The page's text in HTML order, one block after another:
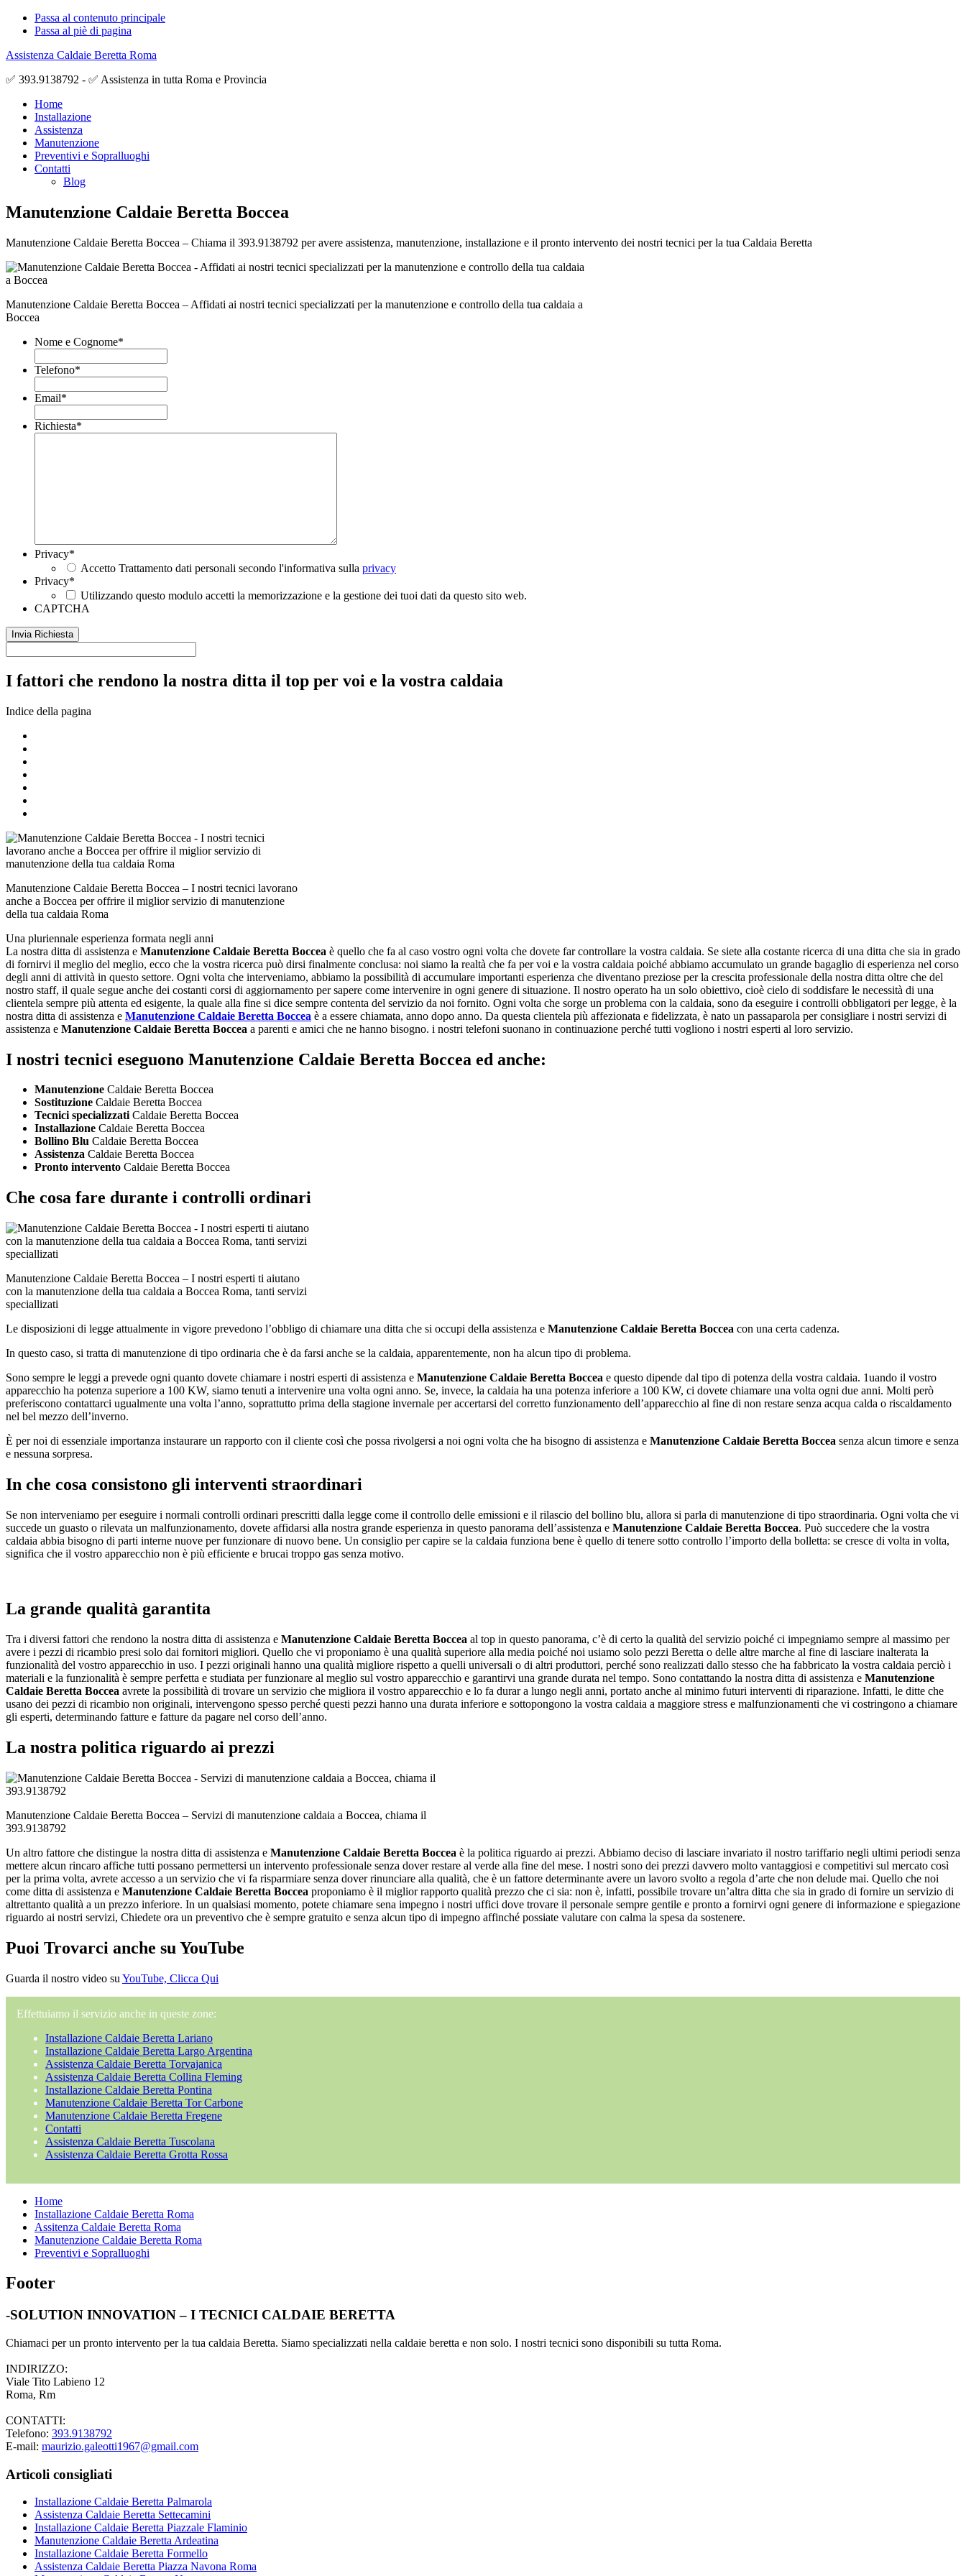
Passa al contenuto principale
Passa al piè di pagina
Assistenza Caldaie Beretta Roma
✅ 393.9138792 - ✅ Assistenza in tutta Roma e Provincia
Home
Installazione
Assistenza
Manutenzione
Preventivi e Sopralluoghi
Contatti
Blog
Manutenzione Caldaie Beretta Boccea
Manutenzione Caldaie Beretta Boccea – Chiama il 393.9138792 per avere assistenza, manutenzione, installazione e il pronto intervento dei nostri tecnici per la tua Caldaia Beretta
Manutenzione Caldaie Beretta Boccea – Affidati ai nostri tecnici specializzati per la manutenzione e controllo della tua caldaia a
Boccea
Nome e Cognome*
Telefono*
Email*
Richiesta*
Privacy*
Accetto Trattamento dati personali secondo l'informativa sulla privacy
Privacy*
Utilizzando questo modulo accetti la memorizzazione e la gestione dei tuoi dati da questo sito web.
CAPTCHA
I fattori che rendono la nostra ditta il top per voi e la vostra caldaia
Indice della pagina
Manutenzione Caldaie Beretta Boccea – I nostri tecnici lavorano
anche a Boccea per offrire il miglior servizio di manutenzione
della tua caldaia Roma
Una pluriennale esperienza formata negli anni
La nostra ditta di assistenza e Manutenzione Caldaie Beretta Boccea è quello che fa al caso vostro ogni volta che dovete far controllare la vostra caldaia. Se siete alla costante ricerca di una ditta che sia in grado
di fornirvi il meglio del meglio, ecco che la vostra ricerca può dirsi finalmente conclusa: noi siamo la realtà che fa per voi e la vostra caldaia poiché abbiamo accumulato un grande bagaglio di esperienza nel corso
degli anni di attività in questo settore. Ogni volta che interveniamo, abbiamo la possibilità di accumulare importanti esperienza che diventano preziose per la crescita professionale della nostra ditta oltre che del
nostro staff, il quale segue anche dei costanti corsi di aggiornamento per sapere come intervenire in ogni genere di situazione. Il nostro operato ha un solo obiettivo, cioè cielo di soddisfare le necessità di una
clientela sempre più attenta ed esigente, la quale alla fine si dice sempre contenta del servizio da noi fornito. Ogni volta che sorge un problema con la caldaia, sono da eseguire i controlli obbligatori per legge, è la
nostra ditta di assistenza e Manutenzione Caldaie Beretta Boccea è a essere chiamata, anno dopo anno. Da questa clientela più affezionata e fidelizzata, è nato un passaparola per consigliare i nostri servizi di
assistenza e Manutenzione Caldaie Beretta Boccea a parenti e amici che ne hanno bisogno. i nostri telefoni suonano in continuazione perché tutti vogliono i nostri esperti al loro servizio.
I nostri tecnici eseguono Manutenzione Caldaie Beretta Boccea ed anche:
Manutenzione Caldaie Beretta Boccea
Sostituzione Caldaie Beretta Boccea
Tecnici specializzatiCaldaie Beretta Boccea
Installazione Caldaie Beretta Boccea
Bollino Blu Caldaie Beretta Boccea
Assistenza Caldaie Beretta Boccea
Pronto intervento Caldaie Beretta Boccea
Che cosa fare durante i controlli ordinari
Manutenzione Caldaie Beretta Boccea – I nostri esperti ti aiutano
con la manutenzione della tua caldaia a Boccea Roma, tanti servizi
speciallizati
Le disposizioni di legge attualmente in vigore prevedono l’obbligo di chiamare una ditta che si occupi della assistenza e Manutenzione Caldaie Beretta Boccea con una certa cadenza.
In questo caso, si tratta di manutenzione di tipo ordinaria che è da farsi anche se la caldaia, apparentemente, non ha alcun tipo di problema.
Sono sempre le leggi a prevede ogni quanto dovete chiamare i nostri esperti di assistenza e Manutenzione Caldaie Beretta Boccea e questo dipende dal tipo di potenza della vostra caldaia. 1uando il vostro
apparecchio ha potenza superiore a 100 KW, siamo tenuti a intervenire una volta ogni anno. Se, invece, la caldaia ha una potenza inferiore a 100 KW, ci dovete chiamare una volta ogni due anni. Molti però
preferiscono contattarci ugualmente una volta l’anno, soprattutto prima della stagione invernale per accertarsi del corretto funzionamento dell’apparecchio al fine di non restare senza acqua calda o riscaldamento
nel bel mezzo dell’inverno.
È per noi di essenziale importanza instaurare un rapporto con il cliente così che possa rivolgersi a noi ogni volta che ha bisogno di assistenza e Manutenzione Caldaie Beretta Boccea senza alcun timore e senza
e nessuna sorpresa.
In che cosa consistono gli interventi straordinari
Se non interveniamo per eseguire i normali controlli ordinari prescritti dalla legge come il controllo delle emissioni e il rilascio del bollino blu, allora si parla di manutenzione di tipo straordinaria. Ogni volta che vi
succede un guasto o rilevata un malfunzionamento, dovete affidarsi alla nostra grande esperienza in questo panorama dell’assistenza e Manutenzione Caldaie Beretta Boccea. Può succedere che la vostra
caldaia abbia bisogno di parti interne nuove per funzionare di nuovo bene. Un consiglio per capire se la caldaia funziona bene è quello di tenere sotto controllo l’importo della bolletta: se cresce di volta in volta,
significa che il vostro apparecchio non è più efficiente e brucai troppo gas senza motivo.
La grande qualità garantita
Tra i diversi fattori che rendono la nostra ditta di assistenza e Manutenzione Caldaie Beretta Boccea al top in questo panorama, c’è di certo la qualità del servizio poiché ci impegniamo sempre al massimo per
avere i pezzi di ricambio presi solo dai fornitori migliori. Quello che vi proponiamo è una qualità superiore alla media poiché noi usiamo solo pezzi Beretta o delle altre marche al fine di lasciare inalterata la
funzionalità del vostro apparecchio in uso. I pezzi originali hanno una qualità migliore rispetto a quelli universali o di altri produttori, perché sono realizzati dallo stesso che ha fabbricato la vostra caldaia perciò i
materiali e la funzionalità è sempre perfetta e studiata per funzionare al meglio sul vostro apparecchio e garantirvi una grande durata nel tempo. Sono contattando la nostra ditta di assistenza e Manutenzione
Caldaie Beretta Boccea avrete la possibilità di trovare un servizio che migliora il vostro apparecchio e lo fa durar a lungo negli anni, portato anche al minimo futuri interventi di riparazione. Infatti, le ditte che
usano dei pezzi di ricambio non originali, intervengono spesso perché questi pezzi hanno una durata inferiore e sottopongono la vostra caldaia a maggiore stress e malfunzionamenti che vi costringono a chiamare
gli esperti, determinando fatture e fatture da pagare nel corso dell’anno.
La nostra politica riguardo ai prezzi
Manutenzione Caldaie Beretta Boccea – Servizi di manutenzione caldaia a Boccea, chiama il
393.9138792
Un altro fattore che distingue la nostra ditta di assistenza e Manutenzione Caldaie Beretta Boccea è la politica riguardo ai prezzi. Abbiamo deciso di lasciare invariato il nostro tariffario negli ultimi periodi senza
mettere alcun rincaro affiche tutti possano permettersi un intervento professionale senza dover restare al verde alla fine del mese. I nostri sono dei prezzi davvero molto vantaggiosi e competitivi sul mercato così
per la prima volta, avrete accesso a un servizio che vi fa risparmiare senza dover rinunciare alla qualità, che è un fattore determinante avere un lavoro svolto a regola d’arte che non delude mai. Quello che noi
come ditta di assistenza e Manutenzione Caldaie Beretta Boccea proponiamo è il miglior rapporto qualità prezzo che ci sia: non è, infatti, possibile trovare un’altra ditta che sia in grado di fornire un servizio di
altrettanto qualità a un prezzo inferiore. In un qualsiasi momento, potete chiamare sena impegno i nostri uffici dove trovare il personale sempre gentile e pronto a fornirvi ogni genere di informazione e spiegazione
riguardo ai nostri servizi, Chiedete ora un preventivo che è sempre gratuito e senza alcun tipo di impegno affinché possiate valutare con calma la spesa da sostenere.
Puoi Trovarci anche su YouTube
Guarda il nostro video su YouTube, Clicca Qui
Effettuiamo il servizio anche in queste zone:
Installazione Caldaie Beretta Lariano
Installazione Caldaie Beretta Largo Argentina
Assistenza Caldaie Beretta Torvajanica
Assistenza Caldaie Beretta Collina Fleming
Installazione Caldaie Beretta Pontina
Manutenzione Caldaie Beretta Tor Carbone
Manutenzione Caldaie Beretta Fregene
Contatti
Assistenza Caldaie Beretta Tuscolana
Assistenza Caldaie Beretta Grotta Rossa
Home
Installazione Caldaie Beretta Roma
Assitenza Caldaie Beretta Roma
Manutenzione Caldaie Beretta Roma
Preventivi e Sopralluoghi
Footer
-SOLUTION INNOVATION – I TECNICI CALDAIE BERETTA
Chiamaci per un pronto intervento per la tua caldaia Beretta. Siamo specializzati nella caldaie beretta e non solo. I nostri tecnici sono disponibili su tutta Roma.
INDIRIZZO:
Viale Tito Labieno 12
Roma, Rm
CONTATTI:
Telefono: 393.9138792
E-mail: maurizio.galeotti1967@gmail.com
Articoli consigliati
Installazione Caldaie Beretta Palmarola
Assistenza Caldaie Beretta Settecamini
Installazione Caldaie Beretta Piazzale Flaminio
Manutenzione Caldaie Beretta Ardeatina
Installazione Caldaie Beretta Formello
Assistenza Caldaie Beretta Piazza Navona Roma